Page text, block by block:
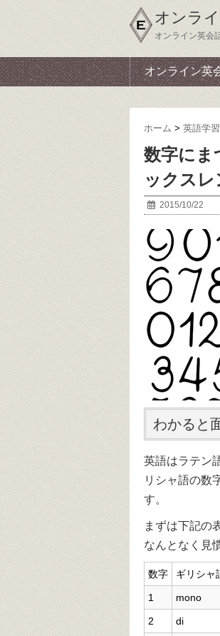
オンラ
オンライン英会
オンライン英
ホーム > 英語学
数字にま
ックスレ
2015/10/22
わかると
英語はラテン
リシャ語の数
す。
まずは下記の
なんとなく見
数字 ギリシャ
1 mono
2 di